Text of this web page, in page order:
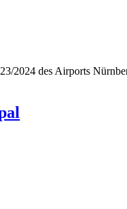
2024 des Airports